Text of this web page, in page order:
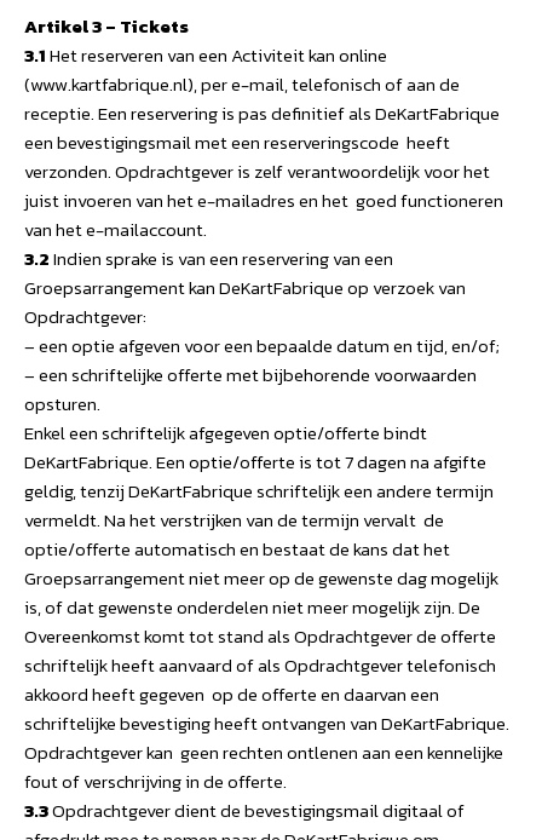
Artikel 3 – Tickets
3.1Het reserveren van een Activiteit kan online
(www.kartfabrique.nl), per e-mail, telefonisch of aan de
receptie. Een reservering is pas definitief als DeKartFabrique
een bevestigingsmail met een reserveringscode heeft
verzonden. Opdrachtgever is zelf verantwoordelijk voor het
juist invoeren van het e-mailadres en het goed functioneren
van het e-mailaccount.
3.2Indien sprake is van een reservering van een
Groepsarrangement kan DeKartFabrique op verzoek van
Opdrachtgever:
– een optie afgeven voor een bepaalde datum en tijd, en/of;
– een schriftelijke offerte met bijbehorende voorwaarden
opsturen.
Enkel een schriftelijk afgegeven optie/offerte bindt
DeKartFabrique. Een optie/offerte is tot 7 dagen na afgifte
geldig, tenzij DeKartFabrique schriftelijk een andere termijn
vermeldt. Na het verstrijken van de termijn vervalt de
optie/offerte automatisch en bestaat de kans dat het
Groepsarrangement niet meer op de gewenste dag mogelijk
is, of dat gewenste onderdelen niet meer mogelijk zijn. De
Overeenkomst komt tot stand als Opdrachtgever de offerte
schriftelijk heeft aanvaard of als Opdrachtgever telefonisch
akkoord heeft gegeven op de offerte en daarvan een
schriftelijke bevestiging heeft ontvangen van DeKartFabrique.
Opdrachtgever kan geen rechten ontlenen aan een kennelijke
fout of verschrijving in de offerte.
3.3Opdrachtgever dient de bevestigingsmail digitaal of